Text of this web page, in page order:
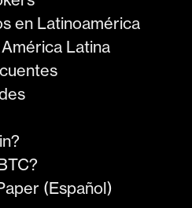
en Latinoamérica
Latina
(Español)